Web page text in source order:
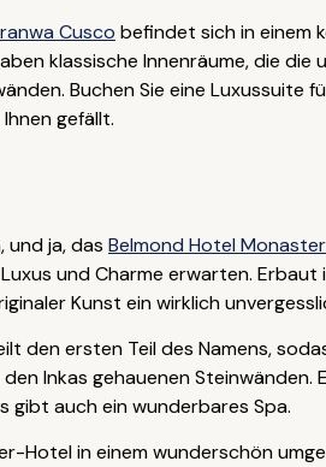
Cusco befindet sich in einem
klassische Innenräume, die
Buchen Sie eine
gefällt.
und ja, das Belmond Hotel
und Charme erwarten.
Kunst ein wirklich
den ersten Teil des Namens,
Inkas gehauenen
gibt auch ein wunderbares Spa.
Hotel in einem wunderschön